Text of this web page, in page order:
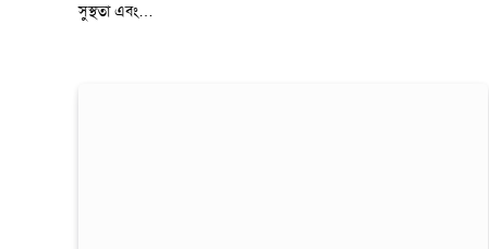
সুস্থতা এবং…